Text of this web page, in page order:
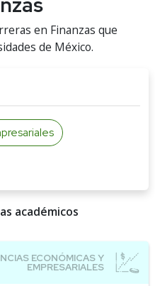
en Finanzas que
de México.
académicos